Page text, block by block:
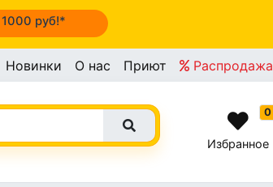
1000 руб!*
Новинки О нас Приют Распродажа
0
Избранное